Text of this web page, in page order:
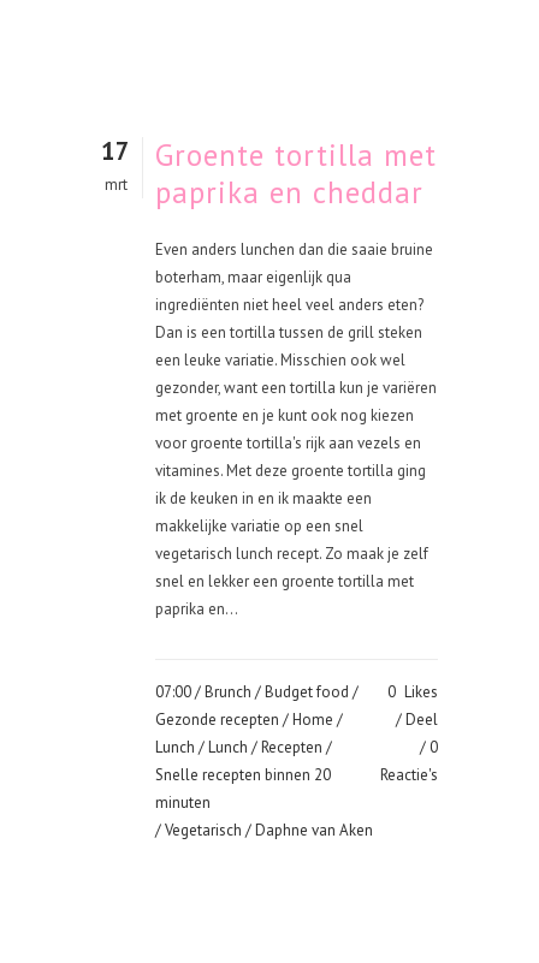
17
mrt
Groente tortilla met
paprika en cheddar
Even anders lunchen dan die saaie bruine
boterham, maar eigenlijk qua
ingrediënten niet heel veel anders eten?
Dan is een tortilla tussen de grill steken
een leuke variatie. Misschien ook wel
gezonder, want een tortilla kun je variëren
met groente en je kunt ook nog kiezen
voor groente tortilla's rijk aan vezels en
vitamines. Met deze groente tortilla ging
ik de keuken in en ik maakte een
makkelijke variatie op een snel
vegetarisch lunch recept. Zo maak je zelf
snel en lekker een groente tortilla met
paprika en...
07:00 /Brunch /Budget food /
Gezonde recepten /Home /
Lunch /Lunch /Recepten /
Snelle recepten binnen 20
minuten
/Vegetarisch / Daphne van Aken
0 Likes
Deel
0
Reactie's